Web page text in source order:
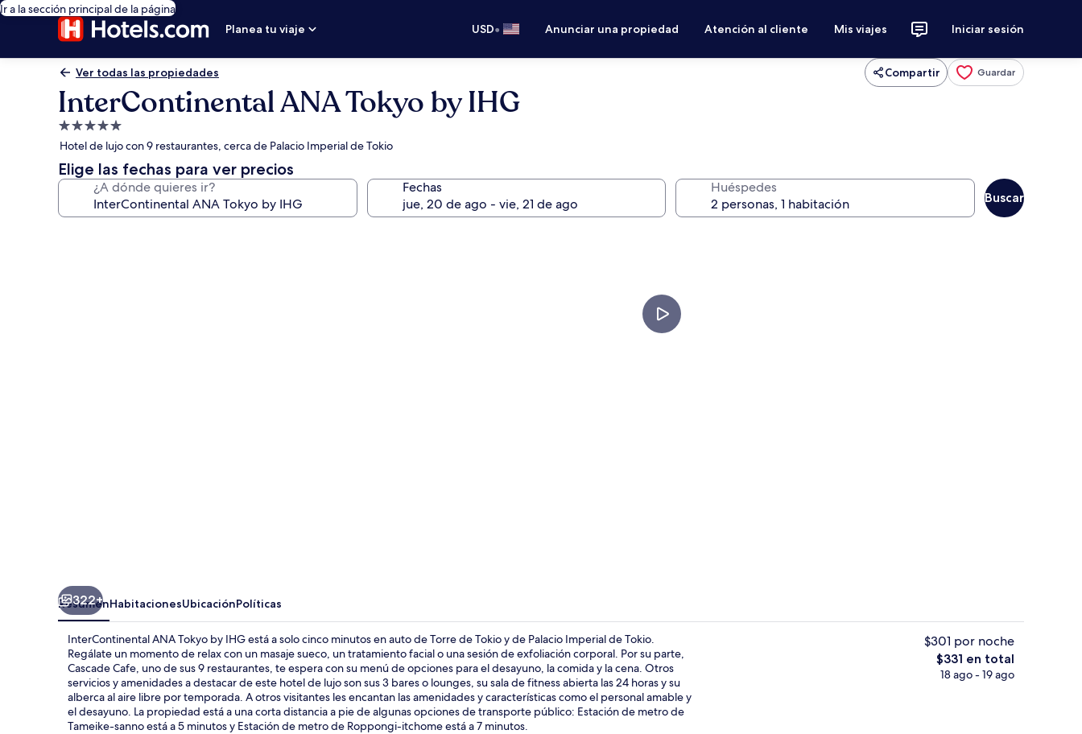
Ir a la sección principal de la página
Planea tu viaje
USD• Anunciar una propiedad Atención al cliente Mis viajes Iniciar sesión
Ver todas las propiedades Compartir Guardar
InterContinental ANA Tokyo by IHG
Propiedad
de
5.0
estrellas
Hotel de lujo con 9 restaurantes, cerca de Palacio Imperial de Tokio
Elige las fechas para ver precios
¿A dónde quieres ir? Fechas Huéspedes
Buscar
Exterior 1 habitación, minibar y caja de
322+
ResumenHabitacionesUbicaciónPolíticas
InterContinental ANA Tokyo by IHG está a solo cinco minutos en auto de Torre de Tokio y de Palacio Imperial de Tokio.
Regálate un momento de relax con un masaje sueco, un tratamiento facial o una sesión de exfoliación corporal. Por su parte,
Cascade Cafe, uno de sus 9 restaurantes, te espera con su menú de opciones para el desayuno, la comida y la cena. Otros
servicios y amenidades a destacar de este hotel de lujo son sus 3 bares o lounges, su sala de fitness abierta las 24 horas y su
alberca al aire libre por temporada. A otros visitantes les encantan las amenidades y características como el personal amable y
el desayuno. La propiedad está a una corta distancia a pie de algunas opciones de transporte público: Estación de metro de
Tameike-sanno está a 5 minutos y Estación de metro de Roppongi-itchome está a 7 minutos.
$301 por noche
El
precio
$331 en total
18 ago - 19 ago